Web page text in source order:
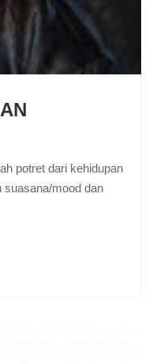
potret dari kehidupan
suasana/mood dan